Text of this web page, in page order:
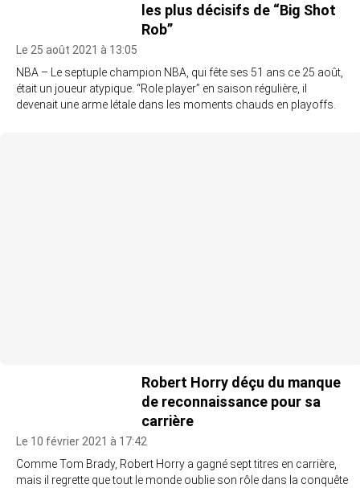
les plus décisifs de “Big Shot
Rob”
Le 25 août 2021 à 13:05
NBA – Le septuple champion NBA, qui fête ses 51 ans ce 25 août,
était un joueur atypique. “Role player” en saison régulière, il
devenait une arme létale dans les moments chauds en playoffs.
Robert Horry déçu du manque
de reconnaissance pour sa
carrière
Le 10 février 2021 à 17:42
Comme Tom Brady, Robert Horry a gagné sept titres en carrière,
mais il regrette que tout le monde oublie son rôle dans la conquête